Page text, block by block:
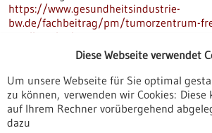
https://www.gesundheitsindustrie-
bw.de/fachbeitrag/pm/tumorzentrum-
exzellenz-krebszentrum
Pressemitteilung - 06.07.2021
Stoffwechselprofile einzelner
Hochdurchsatz
Diese Webseite verwendet
Um unsere Webseite für Sie optimal
zu können, verwenden wir Cookies: Diese
auf Ihrem Rechner vorübergehend
dazu